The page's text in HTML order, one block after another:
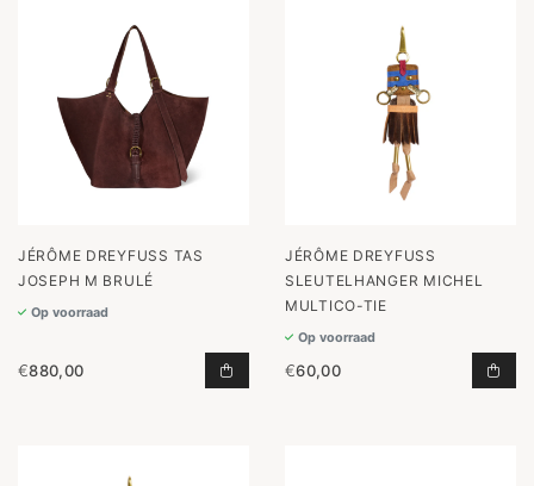
JÉRÔME DREYFUSS TAS
JOSEPH M BRULÉ
Op voorraad
€880,00 TAS JOSEPH M BRULÉ TOEVOEGEN
JÉRÔME DREYFUSS
SLEUTELHANGER MICHEL
MULTICO-TIE
Op voorraad
€60,00